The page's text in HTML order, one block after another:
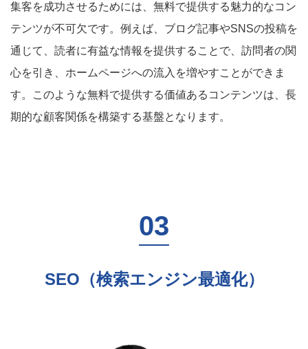
集客を成功させるためには、無料で提供する魅力的なコン
テンツが不可欠です。例えば、ブログ記事やSNSの投稿を
通じて、読者に有益な情報を提供することで、訪問者の関
心を引き、ホームページへの流入を増やすことができま
す。このような無料で提供する価値あるコンテンツは、長
期的な顧客関係を構築する基盤となります。
SEO（検索エンジン最適化）